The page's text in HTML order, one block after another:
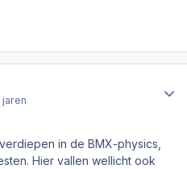
jaren
in de BMX-physics,
Hier vallen wellicht ook